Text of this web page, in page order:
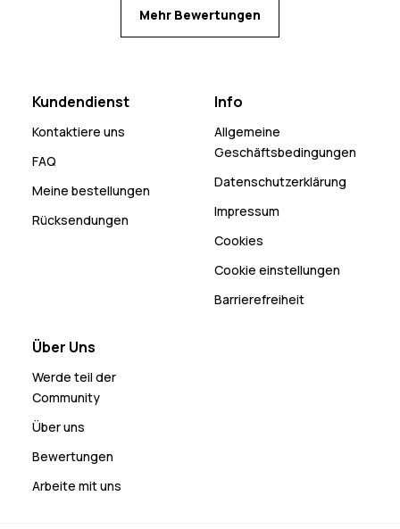
Mehr Bewertungen
Kundendienst
Kontaktiere uns
FAQ
Meine bestellungen
Rücksendungen
Info
Allgemeine
Geschäftsbedingungen
Datenschutzerklärung
Impressum
Cookies
Cookie einstellungen
Barrierefreiheit
Über Uns
Werde teil der
Community
Über uns
Bewertungen
Arbeite mit uns